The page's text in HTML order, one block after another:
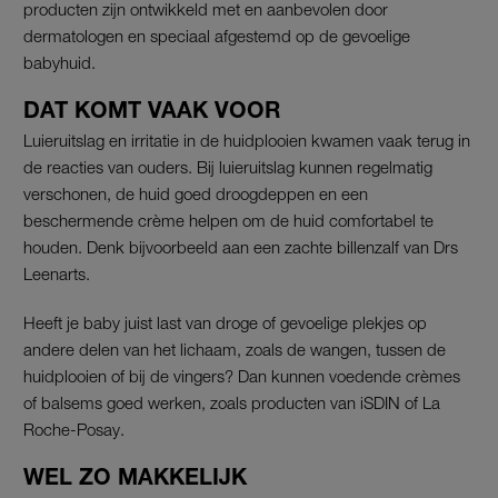
producten zijn ontwikkeld met en aanbevolen door
dermatologen en speciaal afgestemd op de gevoelige
babyhuid.
DAT KOMT VAAK VOOR
Luieruitslag en irritatie in de huidplooien kwamen vaak terug in
de reacties van ouders. Bij luieruitslag kunnen regelmatig
verschonen, de huid goed droogdeppen en een
beschermende crème helpen om de huid comfortabel te
houden. Denk bijvoorbeeld aan een zachte billenzalf van Drs
Leenarts.
Heeft je baby juist last van droge of gevoelige plekjes op
andere delen van het lichaam, zoals de wangen, tussen de
huidplooien of bij de vingers? Dan kunnen voedende crèmes
of balsems goed werken, zoals producten van iSDIN of La
Roche-Posay.
WEL ZO MAKKELIJK